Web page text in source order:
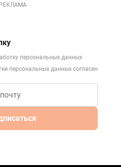
РЕКЛАМА
персональных данных
персональных данных согласен